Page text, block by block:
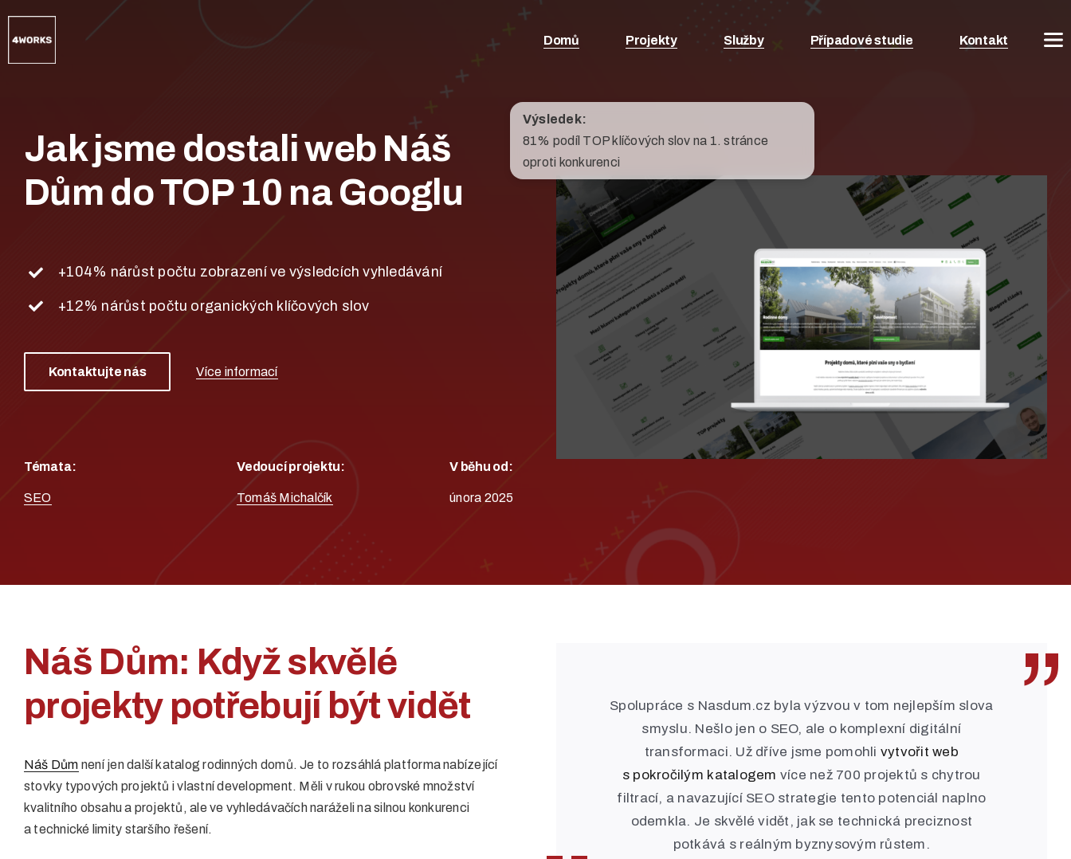
Domů Projekty Služby Případové studie Kontakt
Jak jsme dostali web Náš
Dům do TOP 10 na Googlu
+104% nárůst počtu zobrazení ve výsledcích vyhledávání
+12% nárůst počtu organických klíčových slov
Kontaktujte nás Více informací
Výsledek:
81% podíl TOP klíčových slov na 1. stránce
oproti konkurenci
Témata:
SEO
Vedoucí projektu:
Tomáš Michalčík
V běhu od:
února 2025
Náš Dům: Když skvělé
projekty potřebují být vidět
Náš Dům není jen další katalog rodinných domů. Je to rozsáhlá platforma nabízející
stovky typových projektů i vlastní development. Měli v rukou obrovské množství
kvalitního obsahu a projektů, ale ve vyhledávačích naráželi na silnou konkurenci
a technické limity staršího řešení.
Spolupráce s Nasdum.cz byla výzvou v tom nejlepším slova
smyslu. Nešlo jen o SEO, ale o komplexní digitální
transformaci. Už dříve jsme pomohli vytvořit web
s pokročilým katalogem více než 700 projektů s chytrou
filtrací, a navazující SEO strategie tento potenciál naplno
odemkla. Je skvělé vidět, jak se technická preciznost
potkává s reálným byznysovým růstem.